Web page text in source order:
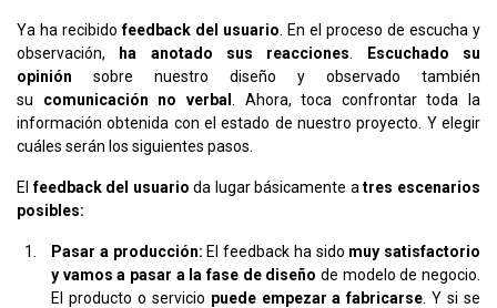
Ya ha recibidofeedback del usuario . En el proceso de escucha y
observación, ha anotado sus reacciones
Escuchado su
opinión sobre nuestro diseño y observado también
su comunicación no verbal . Ahora, toca confrontar toda la
información obtenida con el estado de nuestro proyecto. Y elegir
cuáles serán los siguientes pasos.
El feedback del usuario da lugar básicamente a tres escenarios
posibles:
Pasar a producción: El feedback ha sido muy satisfactorio
y vamos a pasar a la fase de diseño de modelo de negocio.
El producto o servicio puede empezar a fabricarse . Y si se